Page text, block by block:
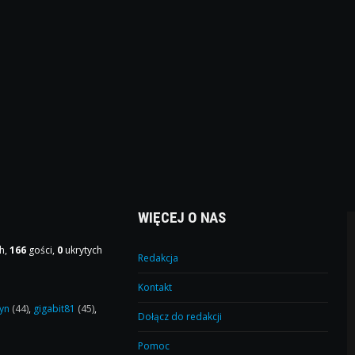
166 gości, 0 ukrytych
(44), gigabit81 (45),
WIĘCEJ O NAS
Redakcja
Kontakt
Dołącz do redakcji
Pomoc